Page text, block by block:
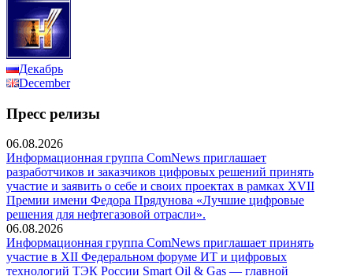
Декабрь
December
Пресс релизы
06.08.2026
Информационная группа ComNews приглашает
разработчиков и заказчиков цифровых решений принять
участие и заявить о себе и своих проектах в рамках XVII
Премии имени Федора Прядунова «Лучшие цифровые
решения для нефтегазовой отрасли».
06.08.2026
Информационная группа ComNews приглашает принять
участие в XII Федеральном форуме ИТ и цифровых
технологий ТЭК России Smart Oil & Gas — главной